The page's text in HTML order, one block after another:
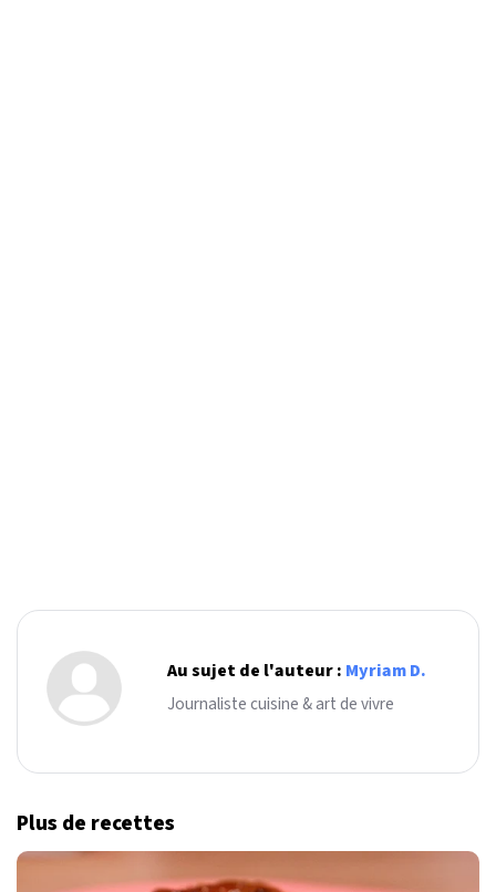
Au sujet de l'auteur : Myriam D.
Journaliste cuisine & art de vivre
Plus de recettes